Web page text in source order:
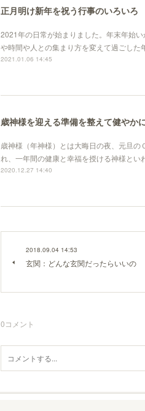
正月明け新年を祝う行事のいろいろ
2021年の日常が始まりました。年末年始
や時間や人との集まり方を変えて過ごした
2021.01.06 14:45
歳神様を迎える準備を整えて健やか
歳神様（年神様）とは大晦日の夜、元旦
れ、一年間の健康と幸福を授ける神様とい
2020.12.27 14:40
2018.09.04 14:53
玄関：どんな玄関だったらいいの
0コメント